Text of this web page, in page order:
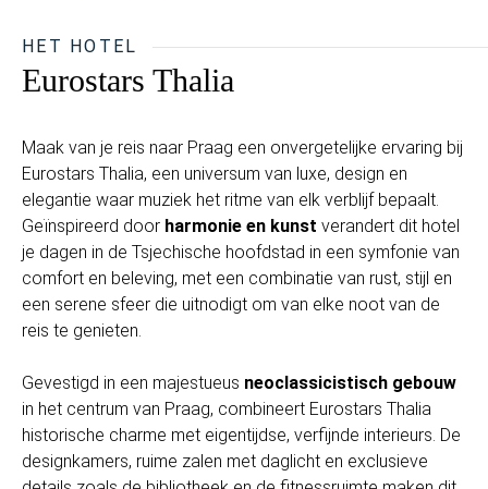
HET HOTEL
Eurostars Thalia
Maak van je reis naar Praag een onvergetelijke ervaring bij
Eurostars Thalia, een universum van luxe, design en
elegantie waar muziek het ritme van elk verblijf bepaalt.
Geïnspireerd door harmonie en kunst verandert dit hotel
je dagen in de Tsjechische hoofdstad in een symfonie van
comfort en beleving, met een combinatie van rust, stijl en
een serene sfeer die uitnodigt om van elke noot van de
reis te genieten.
Gevestigd in een majestueus neoclassicistisch gebouw
in het centrum van Praag, combineert Eurostars Thalia
historische charme met eigentijdse, verfijnde interieurs. De
designkamers, ruime zalen met daglicht en exclusieve